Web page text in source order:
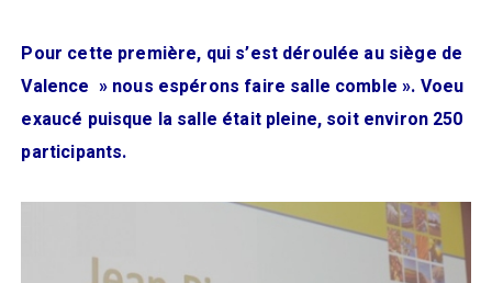
Pour cette première, qui s’est déroulée au siège de
Valence » nous espérons faire salle comble ». Voeu
exaucé puisque la salle était pleine, soit environ 250
participants.